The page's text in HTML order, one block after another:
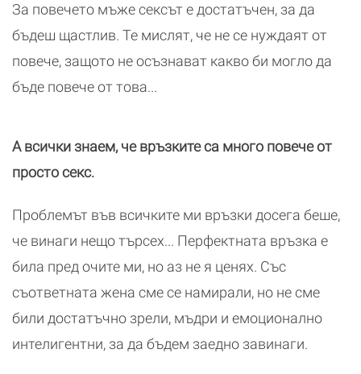
За повечето мъже сексът е достатъчен, за да
бъдеш щастлив. Те мислят, че не се нуждаят от
повече, защото не осъзнават какво би могло да
бъде повече от това...
А всички знаем, че връзките са много повече от
просто секс.
Проблемът във всичките ми връзки досега беше,
че винаги нещо търсех... Перфектната връзка е
била пред очите ми, но аз не я ценях. Със
съответната жена сме се намирали, но не сме
били достатъчно зрели, мъдри и емоционално
интелигентни, за да бъдем заедно завинаги.